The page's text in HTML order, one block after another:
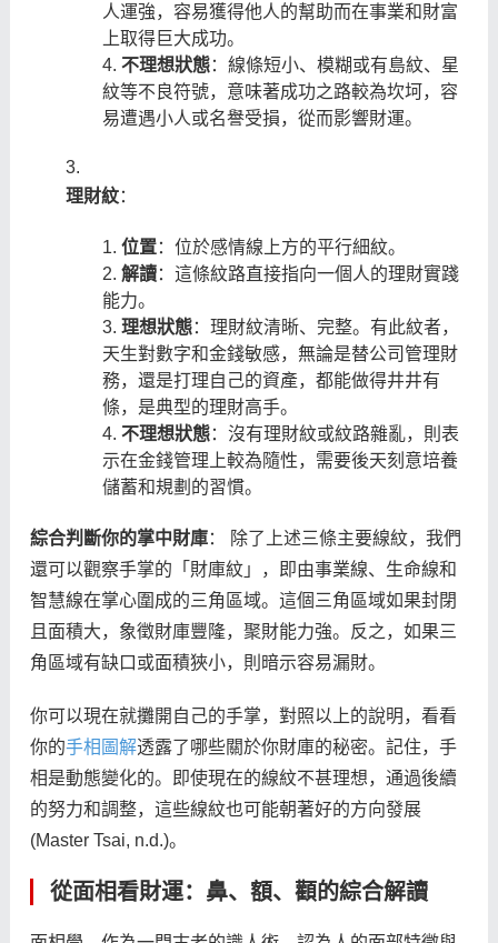
人運強，容易獲得他人的幫助而在事業和財富
上取得巨大成功。
不理想狀態：線條短小、模糊或有島紋、星
紋等不良符號，意味著成功之路較為坎坷，容
易遭遇小人或名譽受損，從而影響財運。
理財紋：
位置：位於感情線上方的平行細紋。
解讀：這條紋路直接指向一個人的理財實踐
能力。
理想狀態：理財紋清晰、完整。有此紋者，
天生對數字和金錢敏感，無論是替公司管理財
務，還是打理自己的資產，都能做得井井有
條，是典型的理財高手。
不理想狀態：沒有理財紋或紋路雜亂，則表
示在金錢管理上較為隨性，需要後天刻意培養
儲蓄和規劃的習慣。
綜合判斷你的掌中財庫： 除了上述三條主要線紋，我們
還可以觀察手掌的「財庫紋」，即由事業線、生命線和
智慧線在掌心圍成的三角區域。這個三角區域如果封閉
且面積大，象徵財庫豐隆，聚財能力強。反之，如果三
角區域有缺口或面積狹小，則暗示容易漏財。
你可以現在就攤開自己的手掌，對照以上的說明，看看
你的手相圖解透露了哪些關於你財庫的秘密。記住，手
相是動態變化的。即使現在的線紋不甚理想，通過後續
的努力和調整，這些線紋也可能朝著好的方向發展
(Master Tsai, n.d.)。
從面相看財運：鼻、額、顴的綜合解讀